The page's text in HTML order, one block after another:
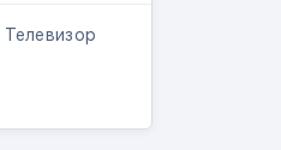
Телевизор